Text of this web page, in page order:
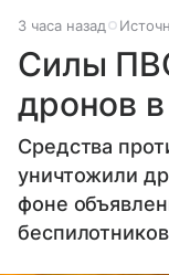
3 часа назад
Силы
дронов
Средства
уничтожили
фоне
беспилотников